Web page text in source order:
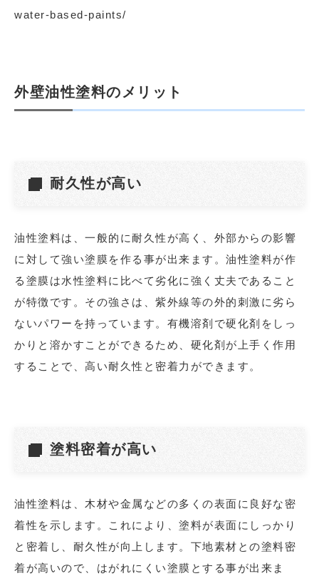
water-based-paints/
外壁油性塗料のメリット
耐久性が高い
油性塗料は、一般的に耐久性が高く、外部からの影響
に対して強い塗膜を作る事が出来ます。油性塗料が作
る塗膜は水性塗料に比べて劣化に強く丈夫であること
が特徴です。その強さは、紫外線等の外的刺激に劣ら
ないパワーを持っています。有機溶剤で硬化剤をしっ
かりと溶かすことができるため、硬化剤が上手く作用
することで、高い耐久性と密着力ができます。
塗料密着が高い
油性塗料は、木材や金属などの多くの表面に良好な密
着性を示します。これにより、塗料が表面にしっかり
と密着し、耐久性が向上します。下地素材との塗料密
着が高いので、はがれにくい塗膜とする事が出来ま